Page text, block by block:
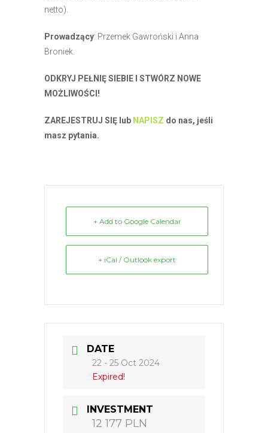
netto).
Prowadzący: Przemek Gawroński i Anna
Broniek.
ODKRYJ PEŁNIĘ SIEBIE I STWÓRZ NOWE
MOŻLIWOŚCI!
ZAREJESTRUJ SIĘ lub NAPISZ do nas, jeśli
masz pytania.
+ Add to Google Calendar
+ iCal / Outlook export
DATE
22 - 25 Oct 2024
Expired!
INVESTMENT
12 177 PLN